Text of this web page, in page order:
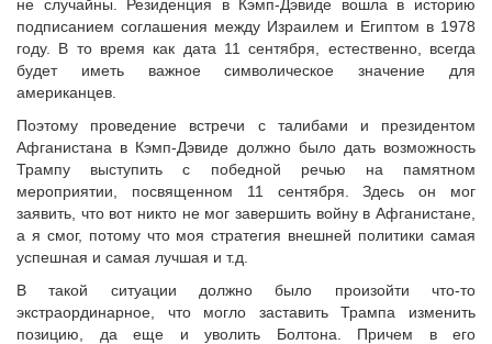
не случайны. Резиденция в Кэмп-Дэвиде вошла в историю
подписанием соглашения между Израилем и Египтом в 1978
году. В то время как дата 11 сентября, естественно, всегда
будет иметь важное символическое значение для
американцев.
Поэтому проведение встречи с талибами и президентом
Афганистана в Кэмп-Дэвиде должно было дать возможность
Трампу выступить с победной речью на памятном
мероприятии, посвященном 11 сентября. Здесь он мог
заявить, что вот никто не мог завершить войну в Афганистане,
а я смог, потому что моя стратегия внешней политики самая
успешная и самая лучшая и т.д.
В такой ситуации должно было произойти что-то
экстраординарное, что могло заставить Трампа изменить
позицию, да еще и уволить Болтона. Причем в его